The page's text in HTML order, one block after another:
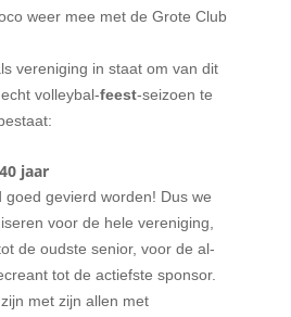
weer mee met de Grote Club
vereniging in staat om van dit
volleybal-feest-seizoen te
gevierd worden! Dus we
voor de hele vereniging,
de oudste senior, voor de al-
tot de actiefste sponsor.
met zijn allen met